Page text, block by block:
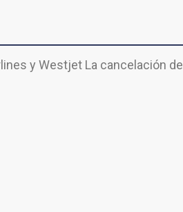
y Westjet La cancelación de